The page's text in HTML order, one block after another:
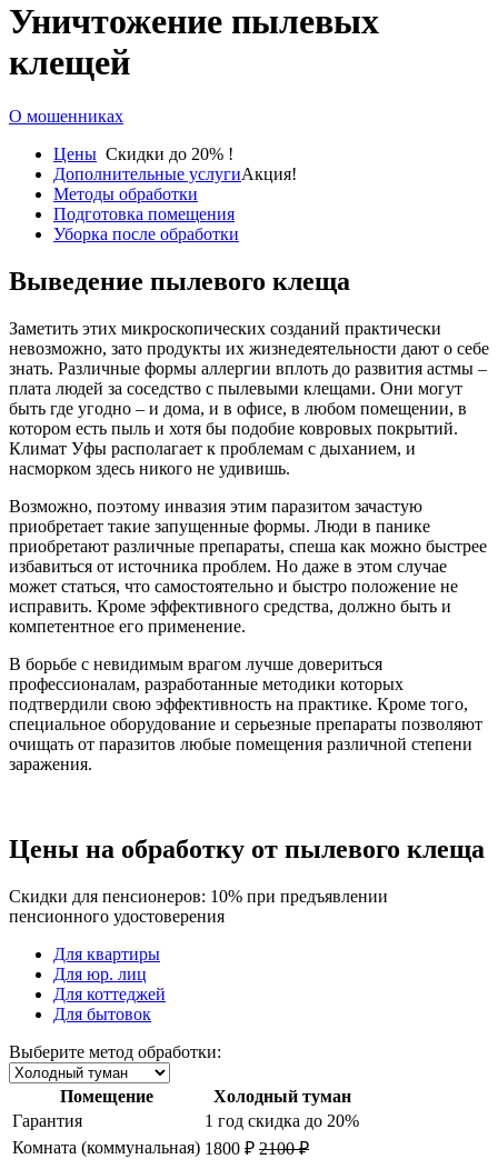
Уничтожение пылевых
клещей
О мошенниках
Цены Скидки до 20% !
Дополнительные услугиАкция!
Методы обработки
Подготовка помещения
Уборка после обработки
Выведение пылевого клеща
Заметить этих микроскопических созданий практически
невозможно, зато продукты их жизнедеятельности дают о себе
знать. Различные формы аллергии вплоть до развития астмы –
плата людей за соседство с пылевыми клещами. Они могут
быть где угодно – и дома, и в офисе, в любом помещении, в
котором есть пыль и хотя бы подобие ковровых покрытий.
Климат Уфы располагает к проблемам с дыханием, и
насморком здесь никого не удивишь.
Возможно, поэтому инвазия этим паразитом зачастую
приобретает такие запущенные формы. Люди в панике
приобретают различные препараты, спеша как можно быстрее
избавиться от источника проблем. Но даже в этом случае
может статься, что самостоятельно и быстро положение не
исправить. Кроме эффективного средства, должно быть и
компетентное его применение.
В борьбе с невидимым врагом лучше довериться
профессионалам, разработанные методики которых
подтвердили свою эффективность на практике. Кроме того,
специальное оборудование и серьезные препараты позволяют
очищать от паразитов любые помещения различной степени
заражения.
Цены на обработку от пылевого клеща
Скидки для пенсионеров: 10% при предъявлении
пенсионного удостоверения
Для квартиры
Для юр. лиц
Для коттеджей
Для бытовок
Выберите метод обработки:
Помещение
Холодный туман
Гарантия
1 год скидка до 20%
Комната (коммунальная) 1800 ₽ 2100 ₽